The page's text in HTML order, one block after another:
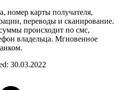
номер карты получателя,
переводы и сканирование.
происходит по смс,
владельца. Мгновенное
30.03.2022